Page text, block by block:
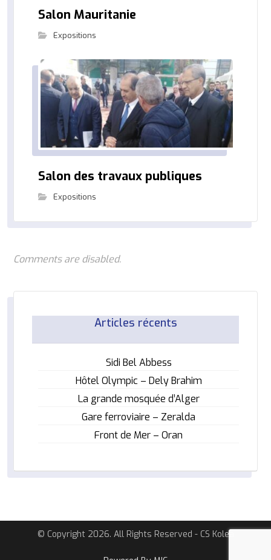
Salon Mauritanie
Expositions
Salon des travaux publiques
Expositions
Comments are disabled.
Articles récents
Sidi Bel Abbess
Hôtel Olympic – Dely Brahim
La grande mosquée d’Alger
Gare ferroviaire – Zeralda
Front de Mer – Oran
© Copyright 2026. All Rights Reserved - CS Kolea